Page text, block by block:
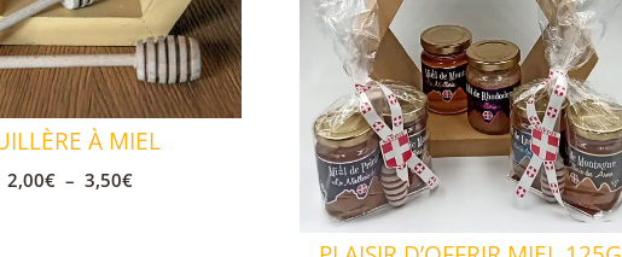
À MIEL
2,00€ – 3,50€Plage